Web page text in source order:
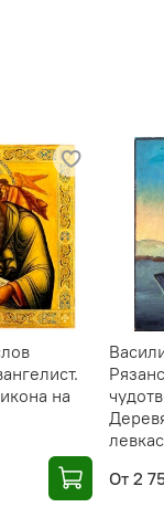
на
От 2